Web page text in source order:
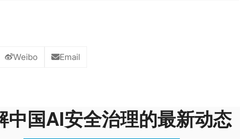
Weibo Email
中国AI安全治理的最新动态